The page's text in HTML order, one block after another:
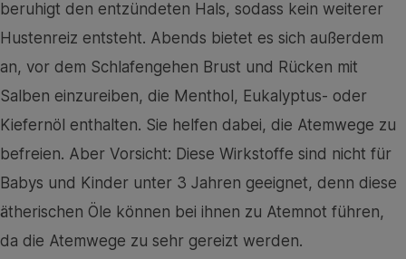
beruhigt den entzündeten Hals, sodass kein weiterer
Hustenreiz entsteht. Abends bietet es sich außerdem
an, vor dem Schlafengehen Brust und Rücken mit
Salben einzureiben, die Menthol, Eukalyptus- oder
Kiefernöl enthalten. Sie helfen dabei, die Atemwege zu
befreien. Aber Vorsicht: Diese Wirkstoffe sind nicht für
Babys und Kinder unter 3 Jahren geeignet, denn diese
ätherischen Öle können bei ihnen zu Atemnot führen,
da die Atemwege zu sehr gereizt werden.